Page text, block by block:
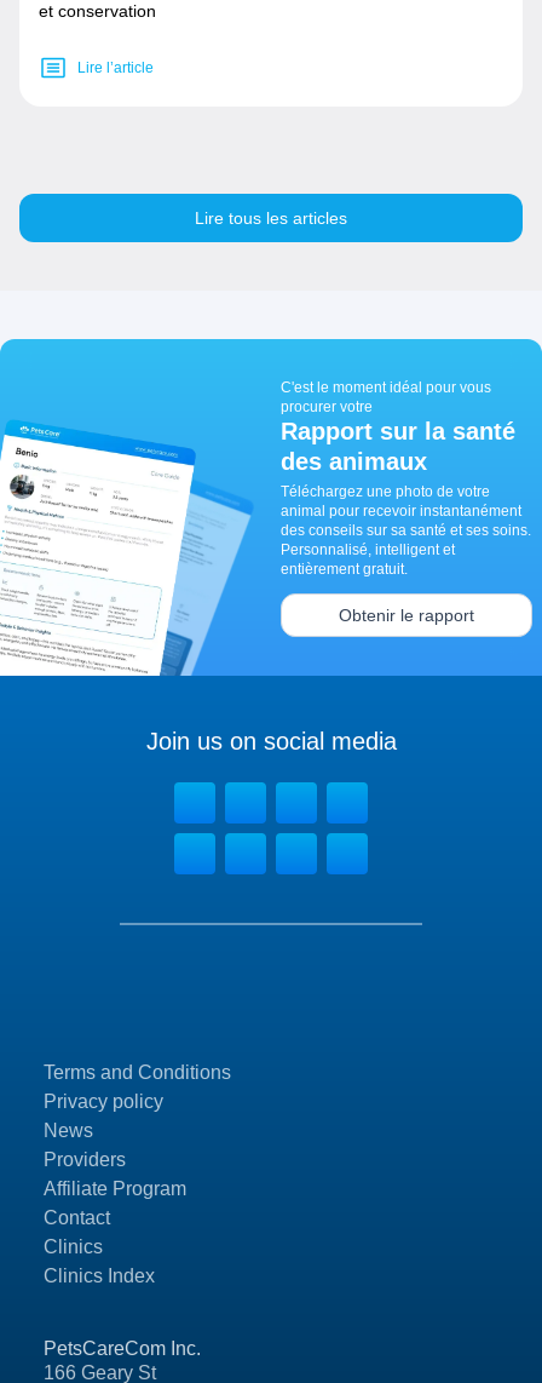
et conservation
Lire l’article
Lire tous les articles
C'est le moment idéal pour vous
procurer votre
Rapport sur la santé
des animaux
Téléchargez une photo de votre
animal pour recevoir instantanément
des conseils sur sa santé et ses soins.
Personnalisé, intelligent et
entièrement gratuit.
Obtenir le rapport
PetsCareCom Inc.
166 Geary St
Terms and Conditions
Privacy policy
News
Providers
Affiliate Program
Contact
Clinics
Clinics Index
Join us on social media